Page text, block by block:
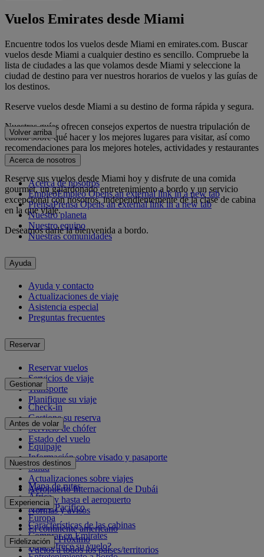
Vuelos Emirates desde Miami
Encuentre todos los vuelos desde Miami en emirates.com. Buscar
vuelos desde Miami a cualquier destino es sencillo. Compruebe la
lista de ciudades a las que volamos desde Miami y seleccione la
ciudad de destino para ver nuestros horarios de vuelos y las guías de
los destinos.
Reserve vuelos desde Miami a su destino de forma rápida y segura.
Nuestras guías ofrecen consejos expertos de nuestra tripulación de
cabina sobre qué hacer y los mejores lugares para visitar, así como
recomendaciones para los mejores hoteles, actividades y restaurantes
de la ciudad.
Reserve sus vuelos desde Miami hoy y disfrute de una comida
gourmet, un galardonado entretenimiento a bordo y un servicio
excepcional con nosotros, independientemente de la clase de cabina
en la que viaje.
Deseamos darle la bienvenida a bordo.
Volver arriba
Acerca de nosotros
Acerca de nosotros
EmpleoEmpleo Opens an external link in a new tab
PrensaPrensa Opens an external link in a new tab
Nuestro planeta
Nuestro equipo
Nuestras comunidades
Ayuda
Ayuda y contacto
Actualizaciones de viaje
Asistencia especial
Preguntas frecuentes
Reservar
Reservar vuelos
Servicios de viaje
Transporte
Planifique su viaje
Gestionar
Check-in
Gestione su reserva
Servicio de chófer
Estado del vuelo
Antes de volar
Equipaje
Información sobre visado y pasaporte
Salud
Actualizaciones sobre viajes
Aeropuerto Internacional de Dubái
Desde y hasta el aeropuerto
Normas y avisos
Nuestros destinos
Mapa de rutas
África
Asia y Pacífico
Europa
El continente americano
Oriente Próximo
Vuelos a todos los países/territorios
Experiencia
Características de las cabinas
Comprar en Emirates
¿Qué ofrece su vuelo?
Fidelización